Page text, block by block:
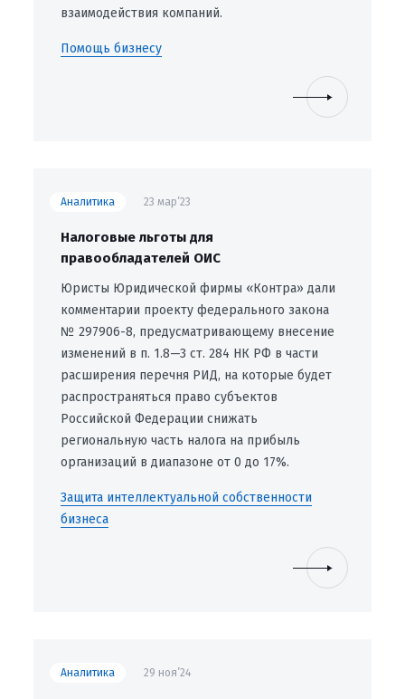
взаимодействия компаний.
Помощь бизнесу
Аналитика 23 мар’23
Налоговые льготы для
правообладателей ОИС
Юристы Юридической фирмы «Контра» дали
комментарии проекту федерального закона
№ 297906-8, предусматривающему внесение
изменений в п. 1.8—3 ст. 284 НК РФ в части
расширения перечня РИД, на которые будет
распространяться право субъектов
Российской Федерации снижать
региональную часть налога на прибыль
организаций в диапазоне от 0 до 17%.
Защита интеллектуальной собственности
бизнеса
Аналитика 29 ноя’24